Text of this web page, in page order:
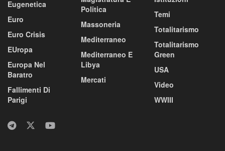
Eugenetica
Euro
Euro Crisis
EUropa
Europa Nel
Baratro
Fallimenti Di
Parigi
Politica
Massoneria
Mediterraneo
Mediterraneo E
Libya
Mercati
Temi
Totalitarismo
Totalitarismo
Green
USA
Video
WWIII